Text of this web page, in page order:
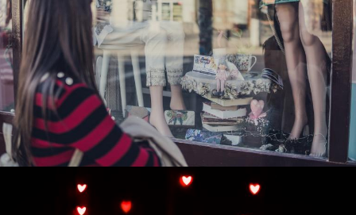
Развитие и поддержка интернет-
витрины StepClub
Смотреть проект